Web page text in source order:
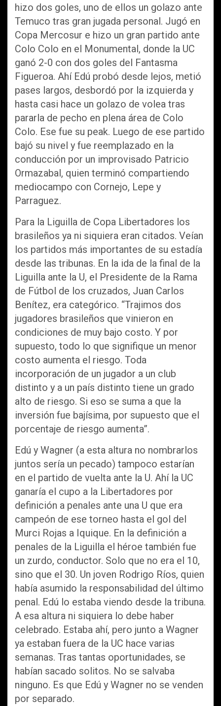
hizo dos goles, uno de ellos un golazo ante
Temuco tras gran jugada personal. Jugó en
Copa Mercosur e hizo un gran partido ante
Colo Colo en el Monumental, donde la UC
ganó 2-0 con dos goles del Fantasma
Figueroa. Ahí Edú probó desde lejos, metió
pases largos, desbordó por la izquierda y
hasta casi hace un golazo de volea tras
pararla de pecho en plena área de Colo
Colo. Ese fue su peak. Luego de ese partido
bajó su nivel y fue reemplazado en la
conducción por un improvisado Patricio
Ormazabal, quien terminó compartiendo
mediocampo con Cornejo, Lepe y
Parraguez.
Para la Liguilla de Copa Libertadores los
brasileños ya ni siquiera eran citados. Veían
los partidos más importantes de su estadía
desde las tribunas. En la ida de la final de la
Liguilla ante la U, el Presidente de la Rama
de Fútbol de los cruzados, Juan Carlos
Benítez, era categórico. “Trajimos dos
jugadores brasileños que vinieron en
condiciones de muy bajo costo. Y por
supuesto, todo lo que signifique un menor
costo aumenta el riesgo. Toda
incorporación de un jugador a un club
distinto y a un país distinto tiene un grado
alto de riesgo. Si eso se suma a que la
inversión fue bajísima, por supuesto que el
porcentaje de riesgo aumenta”.
Edú y Wagner (a esta altura no nombrarlos
juntos sería un pecado) tampoco estarían
en el partido de vuelta ante la U. Ahí la UC
ganaría el cupo a la Libertadores por
definición a penales ante una U que era
campeón de ese torneo hasta el gol del
Murci Rojas a Iquique. En la definición a
penales de la Liguilla el héroe también fue
un zurdo, conductor. Solo que no era el 10,
sino que el 30. Un joven Rodrigo Ríos, quien
había asumido la responsabilidad del último
penal. Edú lo estaba viendo desde la tribuna.
A esa altura ni siquiera lo debe haber
celebrado. Estaba ahí, pero junto a Wagner
ya estaban fuera de la UC hace varias
semanas. Tras tantas oportunidades, se
habían sacado solitos. No se salvaba
ninguno. Es que Edú y Wagner no se venden
por separado.